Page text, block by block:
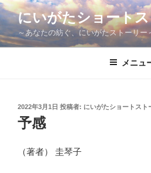
コ
ン
テ
ン
にいがたショート
～あなたの紡ぐ、にいがたストーリー
メニュ
投
稿
日:
2022年3月1日 投稿者: にいがたショートスト
予感
（著者） 圭琴子